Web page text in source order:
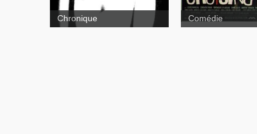
Chronique Comédie